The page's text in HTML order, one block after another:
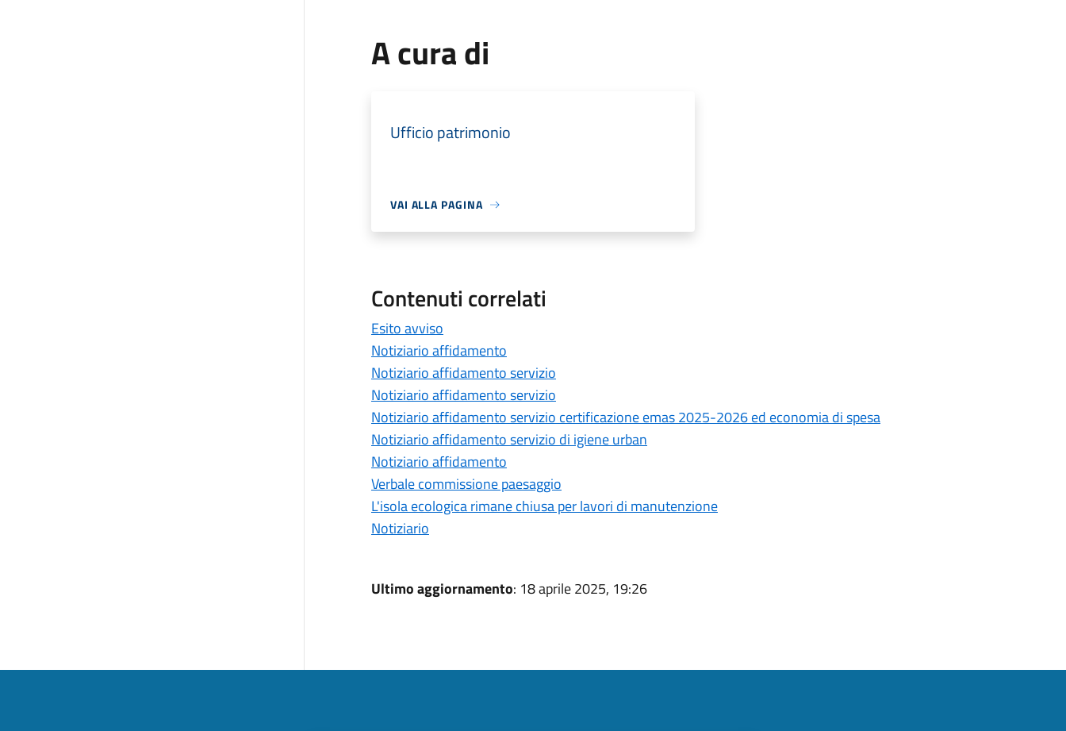
A cura di
Ufficio patrimonio
VAI ALLA PAGINA
Contenuti correlati
Esito avviso
Notiziario affidamento
Notiziario affidamento servizio
Notiziario affidamento servizio
Notiziario affidamento servizio certificazione emas 2025-2026 ed economia di spesa
Notiziario affidamento servizio di igiene urban
Notiziario affidamento
Verbale commissione paesaggio
L'isola ecologica rimane chiusa per lavori di manutenzione
Notiziario
Ultimo aggiornamento: 18 aprile 2025, 19:26